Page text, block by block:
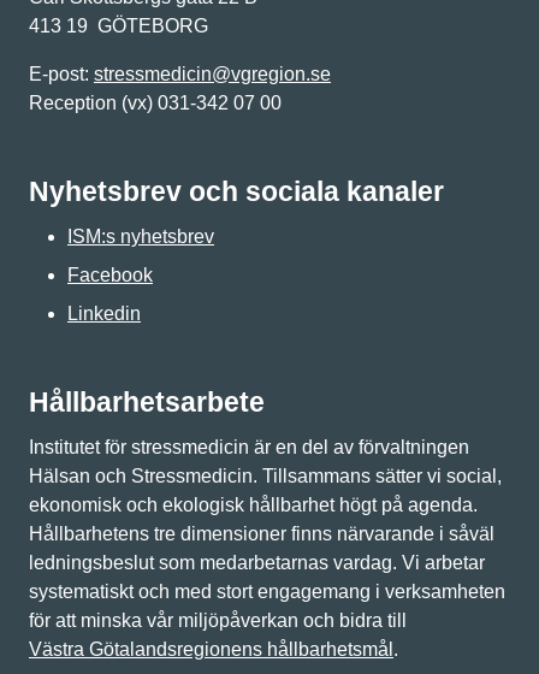
413 19 GÖTEBORG
E-post: stressmedicin@vgregion.se
Reception (vx) 031-342 07 00
Nyhetsbrev och sociala kanaler
ISM:s nyhetsbrev
Facebook
Linkedin
Hållbarhetsarbete
Institutet för stressmedicin är en del av förvaltningen
Hälsan och Stressmedicin. Tillsammans sätter vi social,
ekonomisk och ekologisk hållbarhet högt på agenda.
Hållbarhetens tre dimensioner finns närvarande i såväl
ledningsbeslut som medarbetarnas vardag. Vi arbetar
systematiskt och med stort engagemang i verksamheten
för att minska vår miljöpåverkan och bidra till
Västra Götalandsregionens hållbarhetsmål .